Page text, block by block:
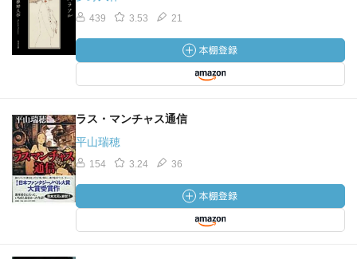
439 3.53 21
ラス・マンチャス通信
平山瑞穂
154 3.24 36